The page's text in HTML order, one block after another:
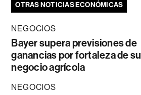
OTRAS NOTICIAS ECONÓMICAS
NEGOCIOS
Bayer supera previsiones de
ganancias por fortaleza de su
negocio agrícola
NEGOCIOS